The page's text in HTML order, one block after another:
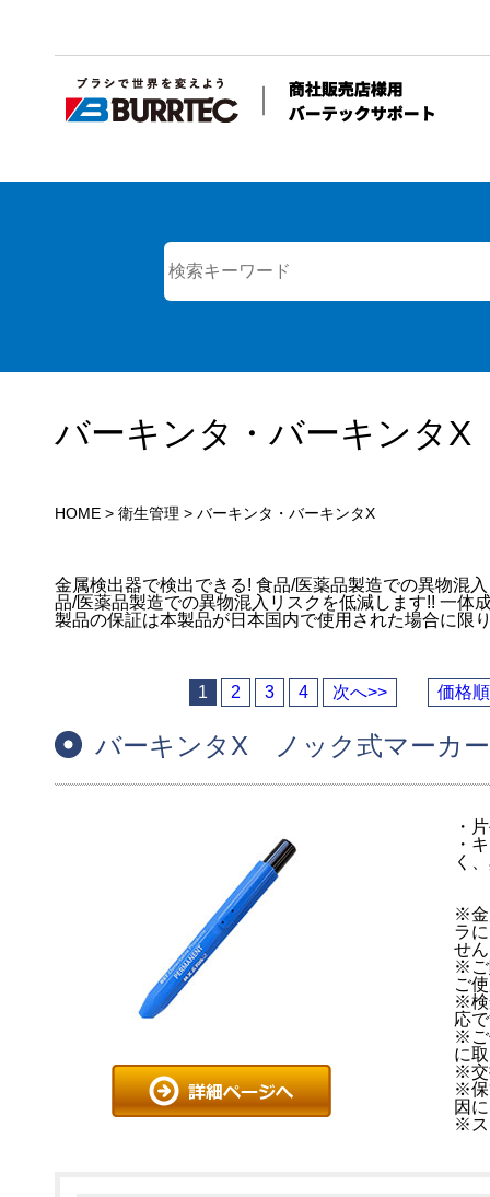
HOME> 衛生管理 > バーキンタ・バーキンタX
バーキンタ・バーキンタX
金属検出器で検出できる! 食品/医薬品製造での異物混
品/医薬品製造での異物混入リスクを低減します!! 一
製品の保証は本製品が日本国内で使用された場合に限
1 2 3 4 次へ>> 価格順
バーキンタX ノック式マーカ
・
・
く
※金
ラ
せ
※ご
ご
※検
応
※ご
に
※交
※保
因
※ス